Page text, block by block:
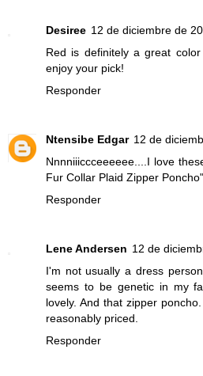
Desiree 12 de diciembre de
Red is definitely a great
enjoy your pick!
Responder
Ntensibe Edgar 12 de
Nnnniiiccceeeeee....I love
Fur Collar Plaid Zipper Poncho".
Responder
Lene Andersen 12 de
I'm not usually a dress
seems to be genetic in my
lovely. And that zipper
reasonably priced.
Responder